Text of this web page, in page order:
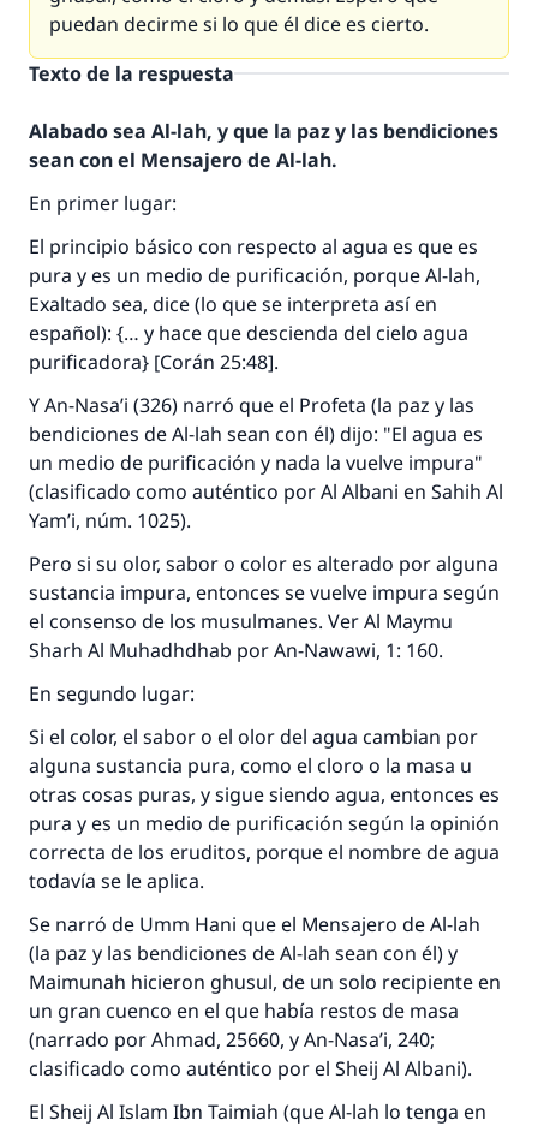
puedan decirme si lo que él dice es cierto.
Texto de la respuesta
Alabado sea Al-lah, y que la paz y las bendiciones
sean con el Mensajero de Al-lah.
En primer lugar:
El principio básico con respecto al agua es que es
pura y es un medio de purificación, porque Al-lah,
Exaltado sea, dice (lo que se interpreta así en
español): {… y hace que descienda del cielo agua
purificadora} [Corán 25:48].
Y An-Nasa’i (326) narró que el Profeta (la paz y las
bendiciones de Al-lah sean con él) dijo: "El agua es
un medio de purificación y nada la vuelve impura"
(clasificado como auténtico por Al Albani en Sahih Al
Yam’i, núm. 1025).
Pero si su olor, sabor o color es alterado por alguna
sustancia impura, entonces se vuelve impura según
el consenso de los musulmanes. VerAl Maymu
Sharh Al Muhadhdhab por An-Nawawi, 1: 160.
En segundo lugar:
Si el color, el sabor o el olor del agua cambian por
alguna sustancia pura, como el cloro o la masa u
otras cosas puras, y sigue siendo agua, entonces es
pura y es un medio de purificación según la opinión
correcta de los eruditos, porque el nombre de agua
todavía se le aplica.
Se narró de Umm Hani que el Mensajero de Al-lah
(la paz y las bendiciones de Al-lah sean con él) y
Maimunah hicieron ghusul, de un solo recipiente en
un gran cuenco en el que había restos de masa
(narrado por Ahmad, 25660, y An-Nasa’i, 240;
clasificado como auténtico por el Sheij Al Albani).
El Sheij Al Islam Ibn Taimiah (que Al-lah lo tenga en